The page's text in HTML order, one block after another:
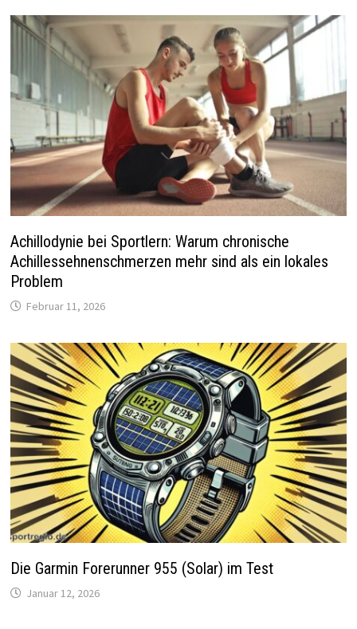
Achillodynie bei Sportlern: Warum chronische
Achillessehnenschmerzen mehr sind als ein lokales
Problem
Februar 11, 2026
Die Garmin Forerunner 955 (Solar) im Test
Januar 12, 2026